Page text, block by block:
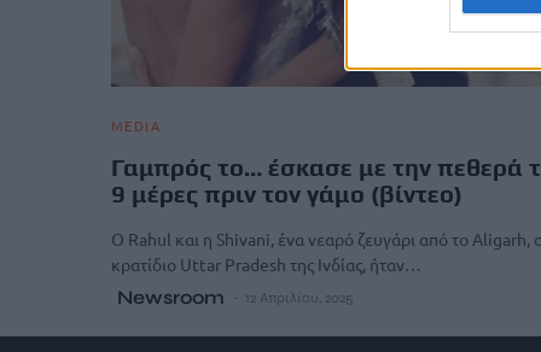
MEDIA
Γαμπρός το… έσκασε με την πεθερά
9 μέρες πριν τον γάμο (βίντεο)
Ο Rahul και η Shivani, ένα νεαρό ζευγάρι από το Aligarh,
κρατίδιο Uttar Pradesh της Ινδίας, ήταν…
Newsroom 12 Απριλίου, 2025